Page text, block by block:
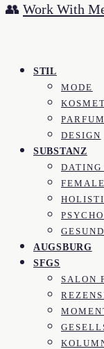
👥 Work With
STIL
MODE
PARFUM
DESIGN
SUBSTANZ
DATING
AUGSBURG
SFGS
SALON